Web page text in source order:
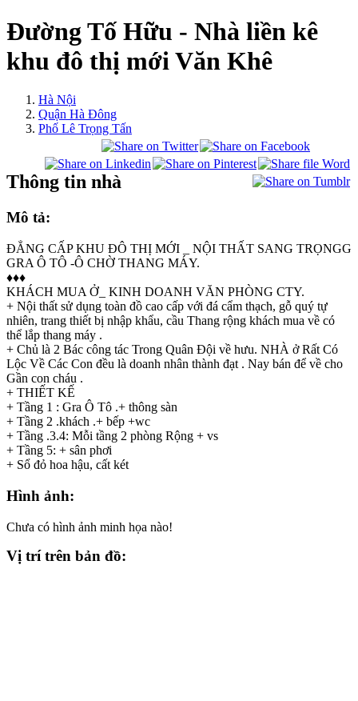
Đường Tố Hữu - Nhà liền kê
khu đô thị mới Văn Khê
Hà Nội
Quận Hà Đông
Phố Lê Trọng Tấn
Thông tin nhà
Mô tả:
ĐẲNG CẤP KHU ĐÔ THỊ MỚI _ NỘI THẤT SANG TRỌNGG
GRA Ô TÔ -Ô CHỜ THANG MÁY.
♦️♦️♦️
KHÁCH MUA Ở_ KINH DOANH VĂN PHÒNG CTY.
+ Nội thất sử dụng toàn đồ cao cấp với đá cẩm thạch, gỗ quý tự
nhiên, trang thiết bị nhập khẩu, cầu Thang rộng khách mua về có
thể lắp thang máy .
+ Chủ là 2 Bác công tác Trong Quân Đội về hưu. NHÀ ở Rất Có
Lộc Về Các Con đều là doanh nhân thành đạt . Nay bán để về cho
Gần con cháu .
+ THIẾT KẾ
+ Tầng 1 : Gra Ô Tô .+ thông sàn
+ Tầng 2 .khách .+ bếp +wc
+ Tầng .3.4: Mỗi tầng 2 phòng Rộng + vs
+ Tầng 5: + sân phơi
+ Sổ đỏ hoa hậu, cất két
Hình ảnh:
Chưa có hình ảnh minh họa nào!
Vị trí trên bản đồ: